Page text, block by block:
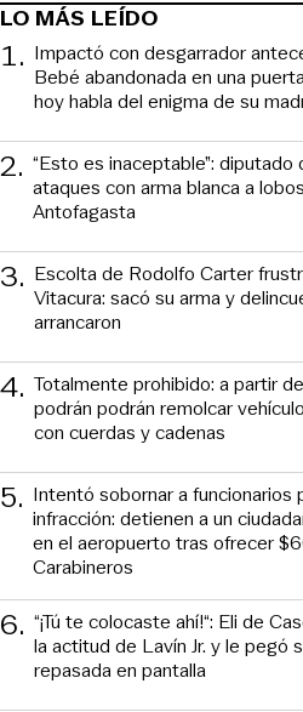
LO MÁS LEÍDO
1. Impactó con desgarrador
Bebé abandonada en una
hoy habla del enigma de su
2. “Esto es inaceptable”: diputado
ataques con arma blanca a
Antofagasta
3. Escolta de Rodolfo Carter
Vitacura: sacó su arma y
arrancaron
4. Totalmente prohibido: a partir
podrán podrán remolcar
con cuerdas y cadenas
5. Intentó sobornar a funcionarios
infracción: detienen a un
en el aeropuerto tras ofrecer
Carabineros
6. “¡Tú te colocaste ahí!“: Eli de
la actitud de Lavín Jr. y le pegó
repasada en pantalla